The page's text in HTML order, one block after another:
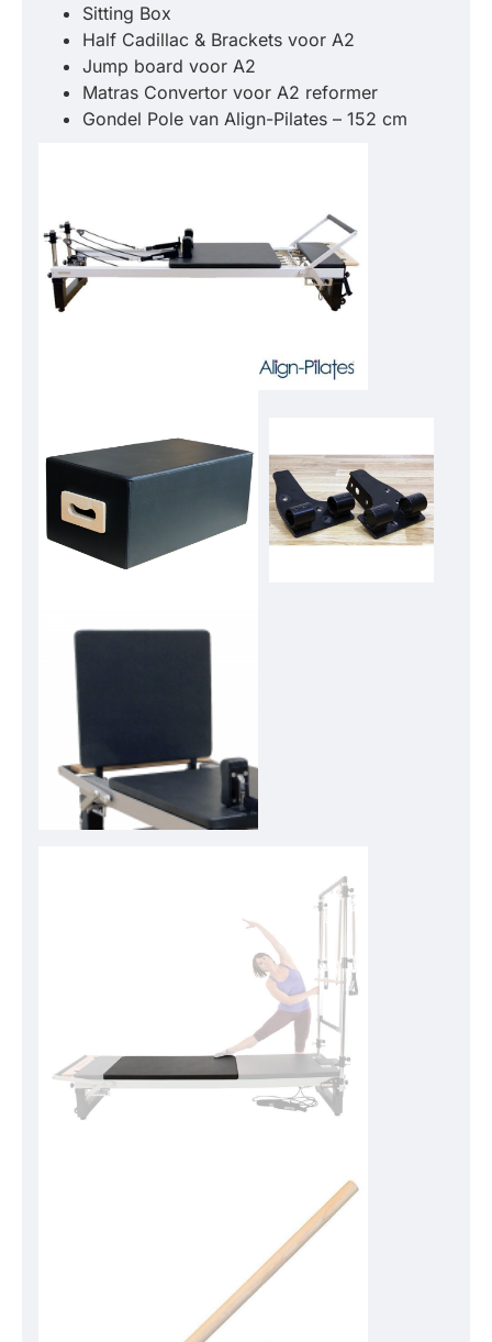
Sitting Box
Half Cadillac & Brackets voor A2
Jump board voor A2
Matras Convertor voor A2 reformer
Gondel Pole van Align-Pilates – 152 cm